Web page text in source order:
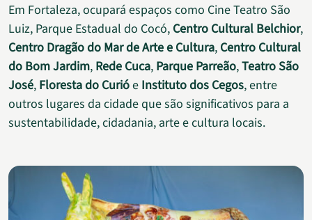
Em Fortaleza, ocupará espaços como Cine Teatro São
Luiz, Parque Estadual do Cocó, Centro Cultural Belchior,
Centro Dragão do Mar de Arte e Cultura, Centro Cultural
do Bom Jardim, Rede Cuca, Parque Parreão,Teatro São
José, Floresta do Curióe Instituto dos Cegos, entre
outros lugares da cidade que são significativos para a
sustentabilidade, cidadania, arte e cultura locais.